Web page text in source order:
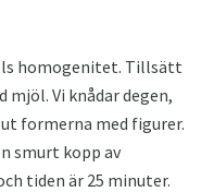
homogenitet. Tillsätt
Vi knådar degen,
formerna med figurer.
smurt kopp av
tiden är 25 minuter.